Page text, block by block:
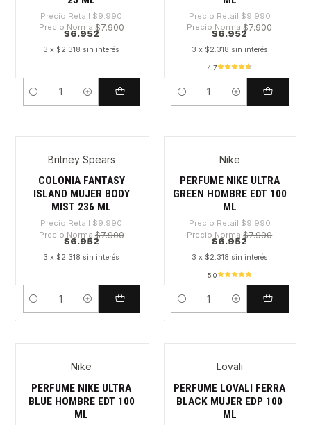
Precio Retail $9.990
Precio Normal$7.900
$6.952
3 x $2.318 sin interés
Cantidad
Precio Retail $9.990
Precio Normal$7.900
$6.952
3 x $2.318 sin interés
4.7
Cantidad
-30%Britney Spears
COLONIA FANTASY
ISLAND MUJER BODY
MIST 236 ML
Precio Retail $9.990
Precio Normal$7.900
$6.952
3 x $2.318 sin interés
Cantidad
Nike
PERFUME NIKE ULTRA
GREEN HOMBRE EDT 100
ML
Precio Retail $9.990
Precio Normal$7.900
$6.952
3 x $2.318 sin interés
5.0
Cantidad
Nike
PERFUME NIKE ULTRA
BLUE HOMBRE EDT 100
ML
Lovali
PERFUME LOVALI FERRA
BLACK MUJER EDP 100
ML